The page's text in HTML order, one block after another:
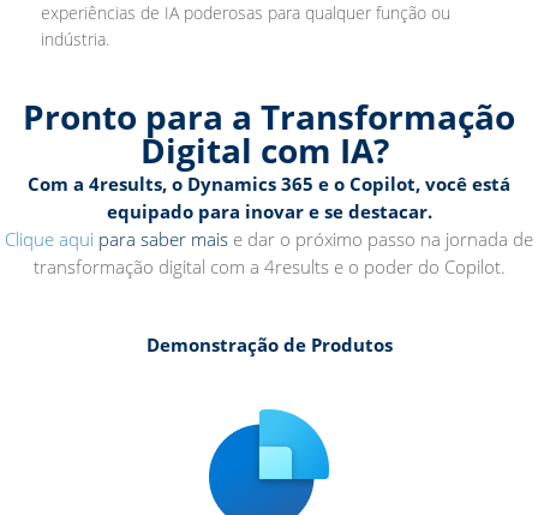
experiências de IA poderosas para qualquer função ou
indústria.
Pronto para a Transformação
Digital com IA?
Com a 4results, o Dynamics 365 e o Copilot, você está
equipado para inovar e se destacar.
Clique aqui para saber mais e dar o próximo passo na jornada de
transformação digital com a 4results e o poder do Copilot.
Demonstração de Produtos